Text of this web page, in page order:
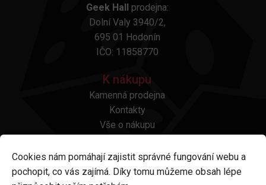
Geek Hall
prodejna:
Dolní Valy 3940/2,
695 01 Hodonín
IČO: 11858770
K nákupu
Kamenná prodejna
Kontakty
Vše o nákupu
Platba a doprava
Reklamace a vrácení
Cookies nám pomáhají zajistit správné fungování webu a
pochopit, co vás zajímá. Díky tomu můžeme obsah lépe